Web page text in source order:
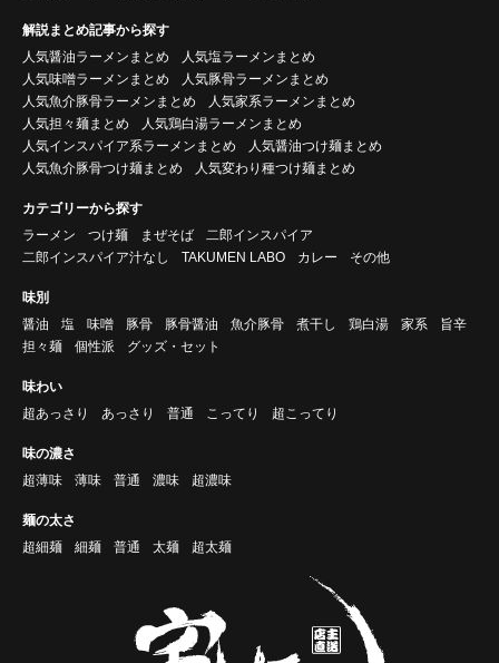
解説まとめ記事から探す
人気醤油ラーメンまとめ
人気塩ラーメンまとめ
人気味噌ラーメンまとめ
人気豚骨ラーメンまとめ
人気魚介豚骨ラーメンまとめ
人気家系ラーメンまとめ
人気担々麺まとめ
人気鶏白湯ラーメンまとめ
人気インスパイア系ラーメンまとめ
人気醤油つけ麺まとめ
人気魚介豚骨つけ麺まとめ
人気変わり種つけ麺まとめ
カテゴリーから探す
ラーメン
つけ麺 まぜそば
二郎インスパイア
二郎インスパイア汁なし
TAKUMEN LABO カレー その他
味別
醤油
塩 味噌 豚骨 豚骨醤油 魚介豚骨 煮干し 鶏白湯 家系
旨辛
担々麺
個性派 グッズ・セット
味わい
超あっさり
あっさり 普通 こってり 超こってり
味の濃さ
超薄味
薄味 普通 濃味 超濃味
麺の太さ
超細麺
細麺 普通 太麺 超太麺